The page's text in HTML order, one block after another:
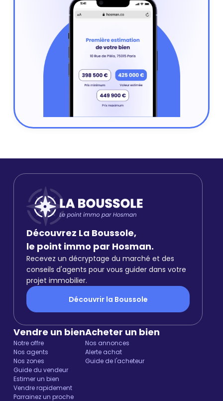
Découvrez La Boussole,
le point immo par Hosman.
Recevez un décryptage du marché et des
conseils d'agents pour vous guider dans votre
projet immobilier.
Découvrir la Boussole
Vendre un bien
Notre offre
Nos agents
Nos zones
Guide du vendeur
Estimer un bien
Vendre rapidement
Parrainez un proche
Acheter un bien
Nos annonces
Alerte achat
Guide de l'acheteur